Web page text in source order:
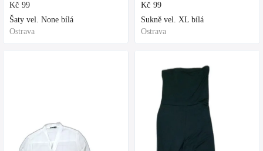
Kč 99
Šaty vel. None bílá
Ostrava
Kč 99
Sukně vel. XL bílá
Ostrava